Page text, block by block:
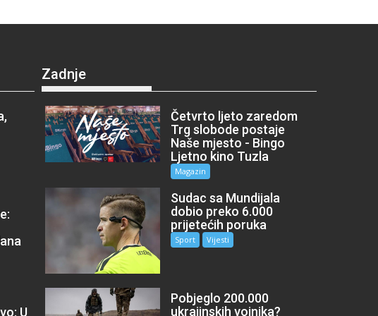
U
Zadnje
Četvrto ljeto zaredom
Trg slobode postaje
Naše mjesto - Bingo
Ljetno kino Tuzla
Magazin
Sudac sa Mundijala
dobio preko 6.000
prijetećih poruka
Sport Vijesti
Pobjeglo 200.000
ukrajinskih vojnika?